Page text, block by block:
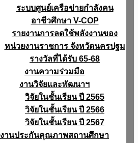
ระบบศูนย์เครือข่ายกำลังคน
อาชีวศึกษา V-COP
รายงานการลดใช้พลังงานของ
หน่วยงานราชการ จังหวัดนครปฐม
รางวัลที่ได้รับ 65-68
งานความร่วมมือ
งานวิจัยเเละพัฒนาฯ
วิจัยในชั้นเรียน ปี 2565
วิจัยในชั้นเรียน ปี 2566
วิจัยในชั้นเรียน ปี 2567
งานประกันคุณภาพสถานศึกษา